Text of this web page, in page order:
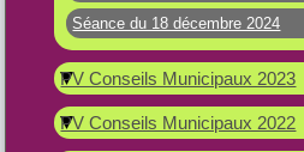
Séance du 18 décembre 2024
PV Conseils Municipaux 2023
PV Conseils Municipaux 2022